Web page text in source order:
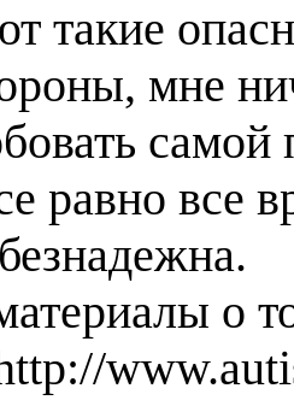
такие
мне
равно все
о